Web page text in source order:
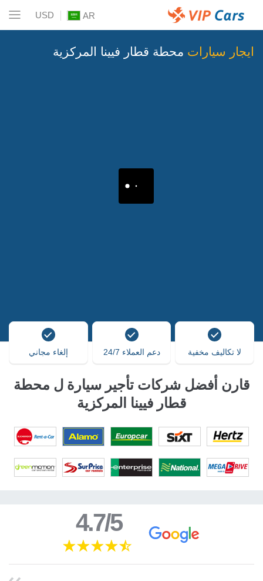
AR
USD
ايجار سيارات محطة قطار فيينا المركزية
لا تكاليف مخفية دعم العملاء 24/7 إلغاء مجاني
قارن أفضل شركات تأجير سيارة ل محطة
قطار فيينا المركزية
4.7/5